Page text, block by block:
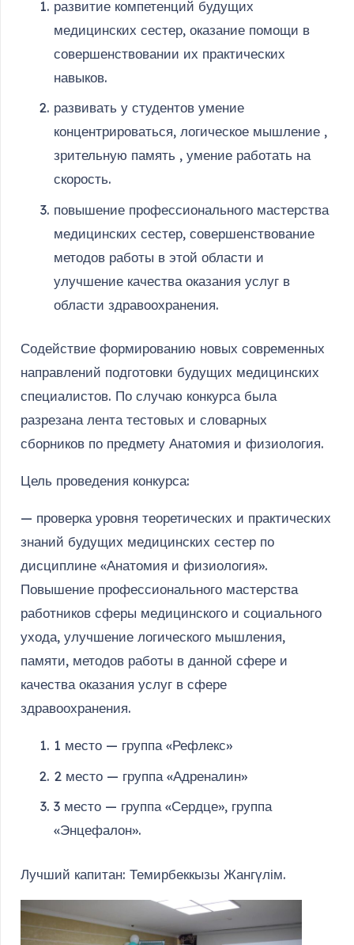
развитие компетенций будущих
медицинских сестер, оказание помощи в
совершенствовании их практических
навыков.
развивать у студентов умение
концентрироваться, логическое мышление ,
зрительную память , умение работать на
скорость.
повышение профессионального мастерства
медицинских сестер, совершенствование
методов работы в этой области и
улучшение качества оказания услуг в
области здравоохранения.
Содействие формированию новых современных
направлений подготовки будущих медицинских
специалистов. По случаю конкурса была
разрезана лента тестовых и словарных
сборников по предмету Анатомия и физиология.
Цель проведения конкурса:
— проверка уровня теоретических и практических
знаний будущих медицинских сестер по
дисциплине «Анатомия и физиология».
Повышение профессионального мастерства
работников сферы медицинского и социального
ухода, улучшение логического мышления,
памяти, методов работы в данной сфере и
качества оказания услуг в сфере
здравоохранения.
1 место — группа «Рефлекс»
2 место — группа «Адреналин»
3 место — группа «Сердце», группа
«Энцефалон».
Лучший капитан: Темирбеккызы Жангүлім.